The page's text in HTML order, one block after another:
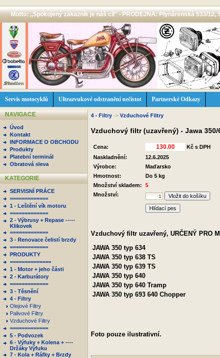
Motto: ,,Spokojený zákazník je náš cíl'' - PRODEJNA: Plynárenská 533/12,
Servis motocyklů Ultrazvukové odstranění nečistot Partnerské Odkazy
NAVIGACE
Úvod
Kontakt
INFORMACE O OBCHODU
Produkty
Platební terminál
Obratová sleva
KATEGORIE
SERVISNÍ PRÁCE
=============
1 - Leštění vík motoru
=============
2 - Výbrusy + Repase -----
Klikovek
=============
3 - Renovace čelistí brzdy
=============
PRODUKTY
==============
1 - Motor + jeho části
2 - Karburátory
=============
3 - Těsnění
4 - Filtry
Olejové Filtry
Palivové Filtry
Vzduchové Filtry
=============
5 - Podvozek
6 - Výfuky + Kolena + ----
Držáky Výfuku
7 - Kola + Ráfky + Brzdy
4 - Filtry -> Vzduchové Filtry
Vzduchový filtr (uzavřený) - Jawa
Cena:
Kč s DPH
Naskladnění:
12.6.2025
Výrobce:
Maďarsko
Hmotnost:
Do 5 kg
Množství skladem:
5
Množství:
Hlídací pes
Vzduchový filtr uzavřený, URČENÝ PRO
JAWA 350 typ 634
JAWA 350 typ 638 TS
JAWA 350 typ 639 TS
JAWA 350 typ 640
JAWA 350 typ 640 Tramp
JAWA 350 typ 693 640 Chopper
Foto pouze ilustrativní.